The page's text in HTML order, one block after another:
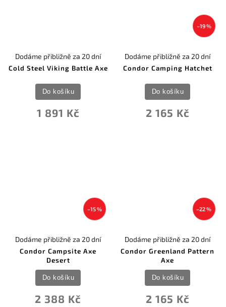
Cold Steel Viking Battle Axe
Dodáme přibližně za 20 dní
1 891 Kč
Do košíku
–19 %
Condor Camping Hatchet
Dodáme přibližně za 20 dní
2 165 Kč
Do košíku
–15 %
Condor Campsite Axe
Desert
Dodáme přibližně za 20 dní
2 388 Kč
Do košíku
–22 %
Condor Greenland Pattern
Axe
Dodáme přibližně za 20 dní
2 165 Kč
Do košíku